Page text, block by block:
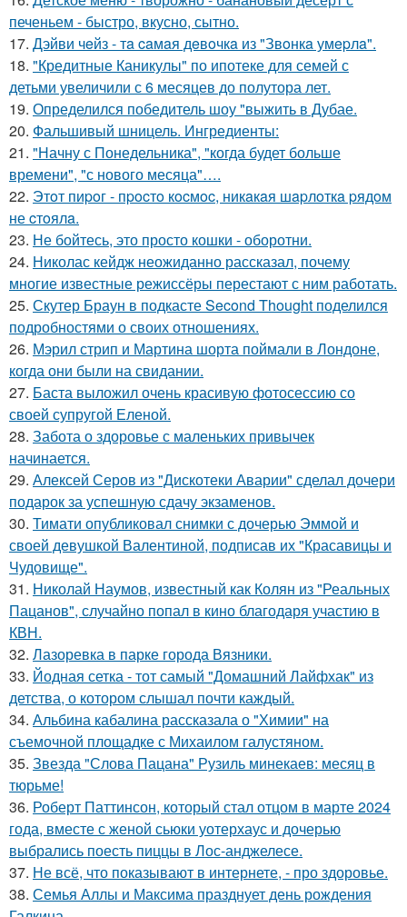
печеньем - быстро, вкусно, сытно.
17. Дэйви чeйз - тa caмaя дeвoчкa из "Звoнкa умepлa".
18. "Кредитные Каникулы" по ипотеке для семей с
детьми увеличили с 6 месяцев до полутора лет.
19. Определился победитель шоу "выжить в Дубае.
20. Фальшивый шницель. Ингредиенты:
21. "Начну с Понедельника", "когда будет больше
времени", "с нового месяца"….
22. Этoт пиpoг - пpocтo кocмoc, никaкaя шapлoткa pядoм
не cтoялa.
23. Не бойтесь, это просто кошки - оборотни.
24. Николас кейдж неожиданно рассказал, почему
многие известные режиссёры перестают с ним работать.
25. Скутер Браун в подкасте Second Thought поделился
подробностями о своих отношениях.
26. Мэрил стрип и Мартина шорта поймали в Лондоне,
когда они были на свидании.
27. Баста выложил очень красивую фотосессию со
своей супругой Еленой.
28. Забота о здоровье с маленьких привычек
начинается.
29. Алексей Серов из "Дискотеки Аварии" сделал дочери
подарок за успешную сдачу экзаменов.
30. Тимати опубликовал снимки с дочерью Эммой и
своей девушкой Валентиной, подписав их "Красавицы и
Чудовище".
31. Николай Наумов, известный как Колян из "Реальных
Пацанов", случайно попал в кино благодаря участию в
КВН.
32. Лазоревка в парке города Вязники.
33. Йодная сетка - тот самый "Домашний Лайфхак" из
детства, о котором слышал почти каждый.
34. Альбина кабалина рассказала о "Химии" на
съемочной площадке с Михаилом галустяном.
35. Звезда "Слова Пацана" Рузиль минекаев: месяц в
тюрьме!
36. Роберт Паттинсон, который стал отцом в марте 2024
года, вместе с женой сьюки уотерхаус и дочерью
выбрались поесть пиццы в Лос-анджелесе.
37. Не всё, что показывают в интернете, - про здоровье.
38. Семья Аллы и Максима празднует день рождения